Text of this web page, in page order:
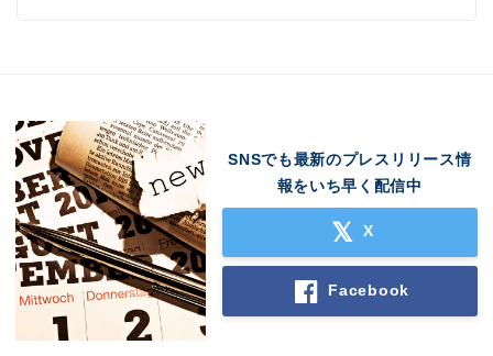
SNSでも最新のプレスリリース情
報をいち早く配信中
X
Facebook